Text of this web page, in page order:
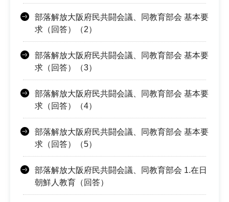
部落解放大阪府民共闘会議、同教育部会 基本要
求（回答）（2）
部落解放大阪府民共闘会議、同教育部会 基本要
求（回答）（3）
部落解放大阪府民共闘会議、同教育部会 基本要
求（回答）（4）
部落解放大阪府民共闘会議、同教育部会 基本要
求（回答）（5）
部落解放大阪府民共闘会議、同教育部会 1.在日
朝鮮人教育（回答）